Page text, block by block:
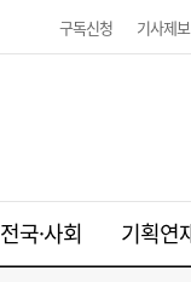
구독신청 기사제보
전국·사회 기획연